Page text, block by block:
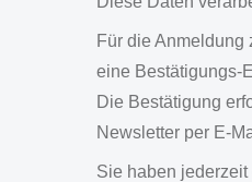
Für die Anmeldung
eine Bestätigungs-
Die Bestätigung
Newsletter per E-
Sie haben